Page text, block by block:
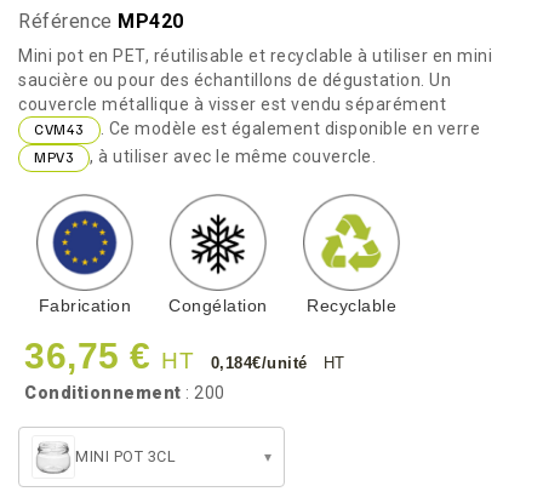
Référence MP420
Mini pot en PET, réutilisable et recyclable à utiliser en mini
saucière ou pour des échantillons de dégustation. Un
couvercle métallique à visser est vendu séparément
CVM43 . Ce modèle est également disponible en verre
MPV3 , à utiliser avec le même couvercle.
Fabrication Congélation Recyclable
36,75 € HT 0,184€/unité HT
Conditionnement : 200
MINI POT 3CL ▾